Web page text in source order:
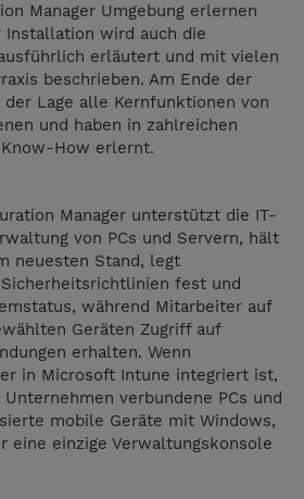
Manager Umgebung erlernen
Installation wird auch die
erläutert und mit vielen
beschrieben. Am Ende der
Lage alle Kernfunktionen von
und haben in zahlreichen
How erlernt.
Manager unterstützt die IT-
von PCs und Servern, hält
neuesten Stand, legt
fest und
während Mitarbeiter auf
Geräten Zugriff auf
erhalten. Wenn
in Microsoft Intune integriert ist,
verbundene PCs und
mobile Geräte mit Windows,
eine einzige Verwaltungskonsole